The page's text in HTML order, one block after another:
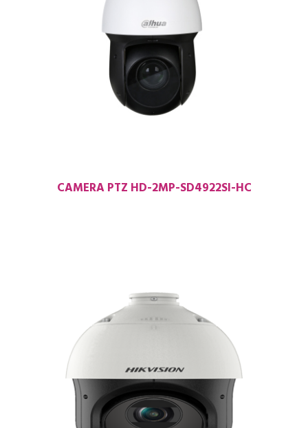
CAMERA PTZ HD-2MP-SD4922SI-HC